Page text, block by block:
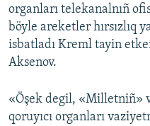
organları telekanalnıñ
böyle areketler hırsızlıq
isbatladı Kreml tayin
Aksenov.
«Öşek degil, «Milletniñ»
qoruyıcı organları